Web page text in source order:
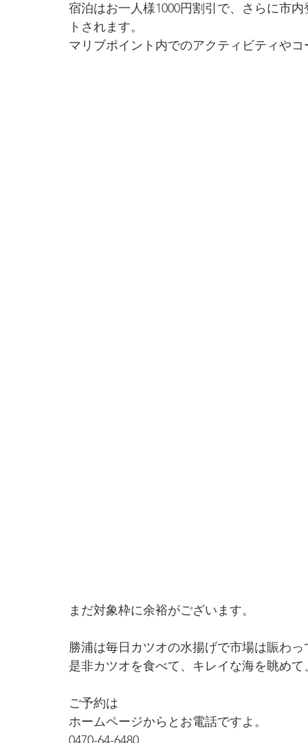
宿泊はお一人様1000円割引で、さらに市
トされます。
マリブポイント内でのアクティビティや
まだ対象枠に余裕がございます。
勝浦は毎日カツオの水揚げで市場は賑わっ
是非カツオを食べて、キレイな海を眺め
ご予約は
ホームページからとお電話ですよ。